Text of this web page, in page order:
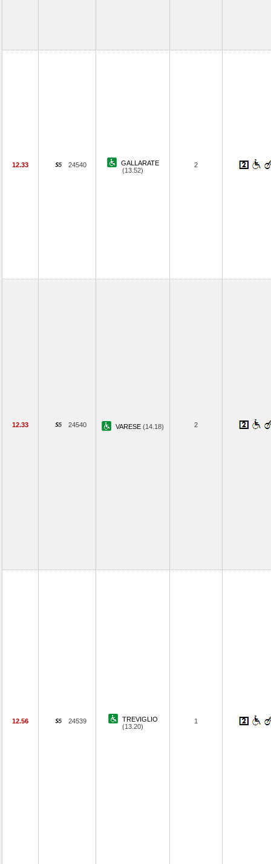
12.33 24540
GALLARATE
(13.52)
2
12.33 24540 VARESE (14.18) 2
12.56 24539
TREVIGLIO
(13.20)
1